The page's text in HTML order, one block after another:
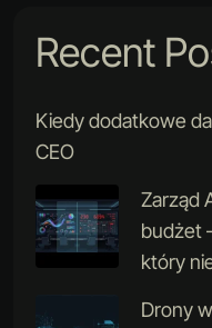
Recent
Kiedy dodatkowe
CEO
Zarząd
budżet
który
Drony